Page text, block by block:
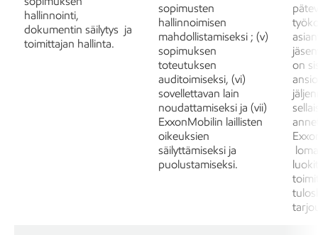
hallinnointi,
dokumentin säilytys ja
toimittajan hallinta.
sopimusten
hallinnoimisen
mahdollistamiseksi ; (v)
sopimuksen
toteutuksen
auditoimiseksi, (vi)
sovellettavan lain
noudattamiseksi ja (vii)
ExxonMobilin laillisten
oikeuksien
säilyttämiseksi ja
puolustamiseksi.
on